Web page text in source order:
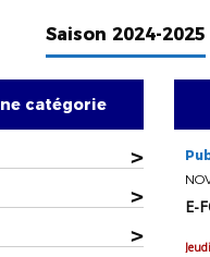
Saison 2024-2025
catégorie
>
>
>
E-